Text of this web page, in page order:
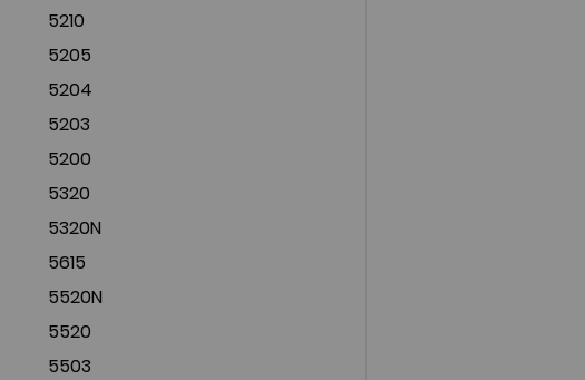
5210
5205
5204
5203
5200
5320
5320N
5615
5520N
5520
5503